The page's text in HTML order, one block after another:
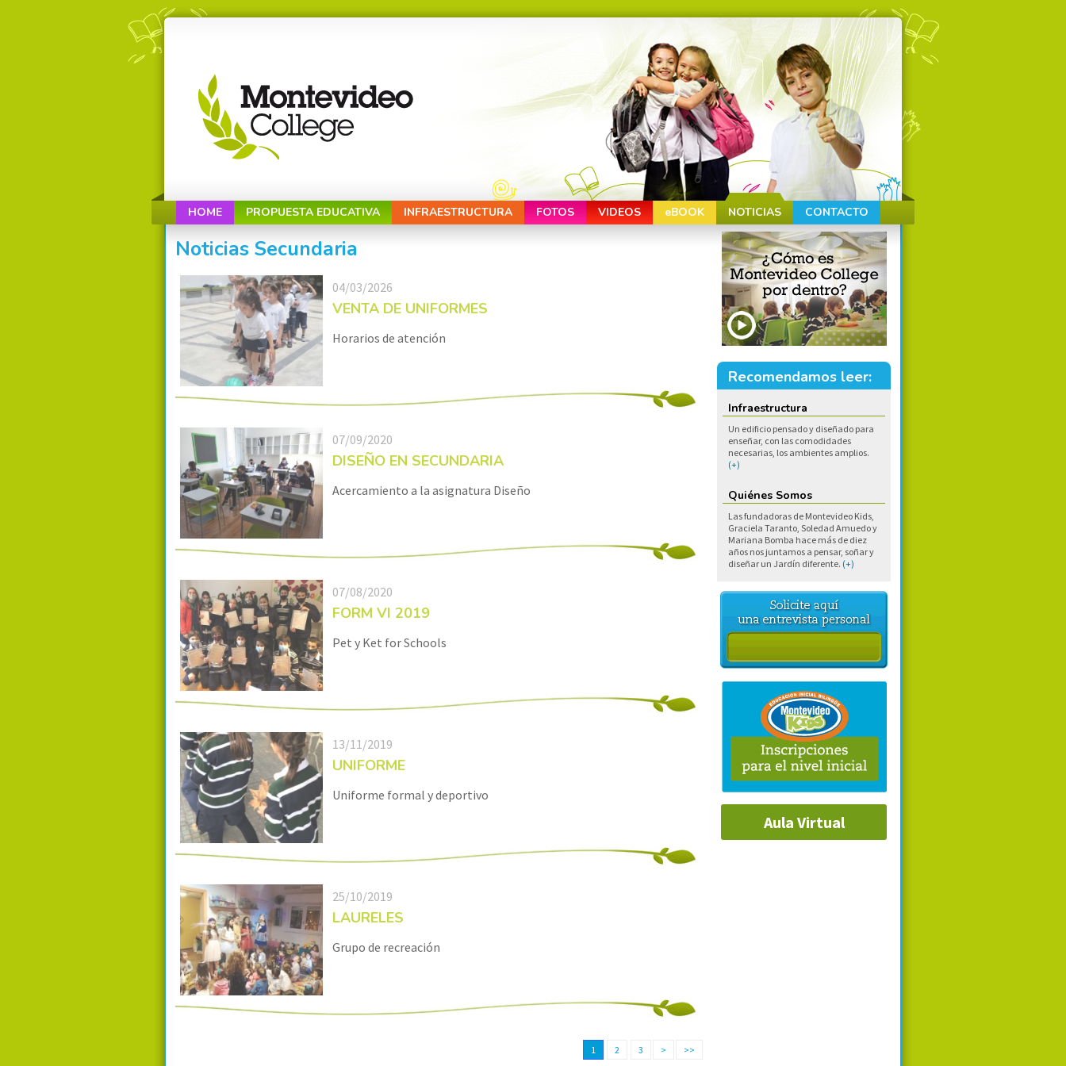
HOME PROPUESTA EDUCATIVA INFRAESTRUCTURA FOTOS VIDEOS eBOOK NOTICIAS CONTACTO
Noticias Secundaria
04/03/2026
VENTA DE UNIFORMES
Horarios de atención
07/09/2020
DISEÑO EN SECUNDARIA
Acercamiento a la asignatura Diseño
07/08/2020
FORM VI 2019
Pet y Ket for Schools
13/11/2019
UNIFORME
Uniforme formal y deportivo
25/10/2019
LAURELES
Grupo de recreación
1 2 3 > >>
Recomendamos leer:
Infraestructura
Un edificio pensado y diseñado para
enseñar, con las comodidades
necesarias, los ambientes amplios.
(+)
Quiénes Somos
Las fundadoras de Montevideo Kids,
Graciela Taranto, Soledad Amuedo y
Mariana Bomba hace más de diez
años nos juntamos a pensar, soñar y
diseñar un Jardín diferente. (+)
Aula Virtual